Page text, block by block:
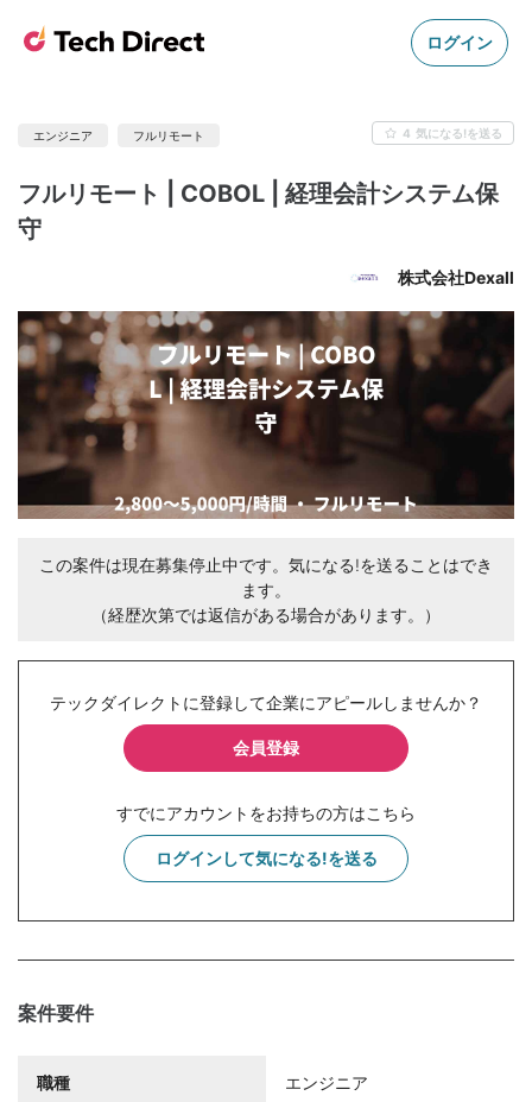
ログイン
エンジニア フルリモート 4 気になる!を送る
フルリモート | COBOL | 経理会計システム保
守
株式会社Dexall
この案件は現在募集停止中です。気になる!を送ることはでき
ます。
（経歴次第では返信がある場合があります。）
テックダイレクトに登録して企業にアピールしませんか？
会員登録
すでにアカウントをお持ちの方はこちら
ログインして気になる!を送る
案件要件
職種 エンジニア